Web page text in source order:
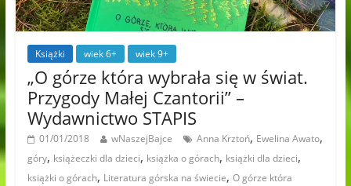
Książki wiek 6+ wiek 9+
„O górze która wybrała się w świat.
Przygody Małej Czantorii” –
Wydawnictwo STAPIS
01/01/2018 wNaszejBajce Anna Krztoń, Ewelina Awato,
góry, książeczki dla dzieci, książka o górach, książki dla dzieci,
książki o górach, Literatura górska na świecie, O górze która